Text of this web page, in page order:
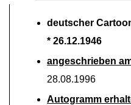
deutscher
* 26.12.1946
angeschrieben
28.08.1996
Autogramm